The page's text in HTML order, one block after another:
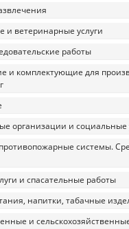
и ветеринарные услуги
работы
и комплектующие для
организации и социальные
системы.
и спасательные работы
напитки, табачные
и